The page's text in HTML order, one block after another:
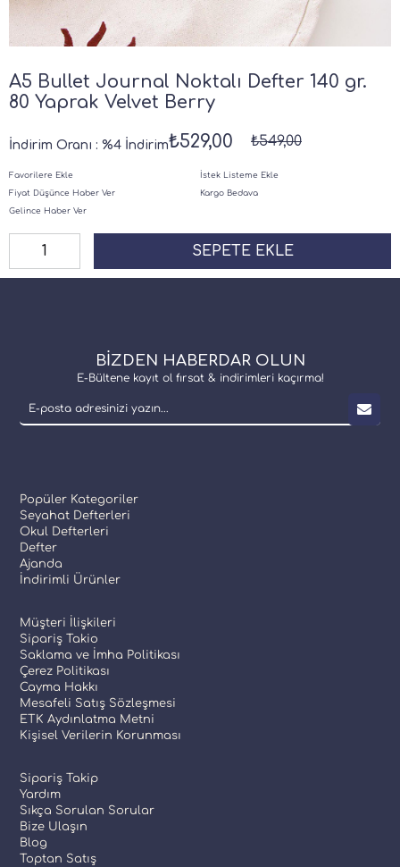
A5 Bullet Journal Noktalı Defter 140 gr.
80 Yaprak Velvet Berry
İndirim Oranı : %4 İndirim ₺549,00
₺529,00
Favorilere Ekle
İstek Listeme Ekle
Fiyat Düşünce Haber Ver
Kargo Bedava
Gelince Haber Ver
BİZDEN HABERDAR OLUN
E-Bültene kayıt ol fırsat & indirimleri kaçırma!
Popüler Kategoriler
Seyahat Defterleri
Okul Defterleri
Defter
Ajanda
İndirimli Ürünler
Müşteri İlişkileri
Sipariş Takio
Saklama ve İmha Politikası
Çerez Politikası
Cayma Hakkı
Mesafeli Satış Sözleşmesi
ETK Aydınlatma Metni
Kişisel Verilerin Korunması
Sipariş Takip
Yardım
Sıkça Sorulan Sorular
Bize Ulaşın
Blog
Toptan Satış